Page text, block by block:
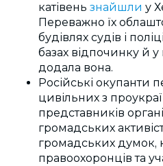
катівень знайшли у
Переважно їх
будівлях судів і
базах відпочинку й
додала вона.
Російські окупанти
цивільних з
представників
громадських
громадських думок,
правоохоронців та